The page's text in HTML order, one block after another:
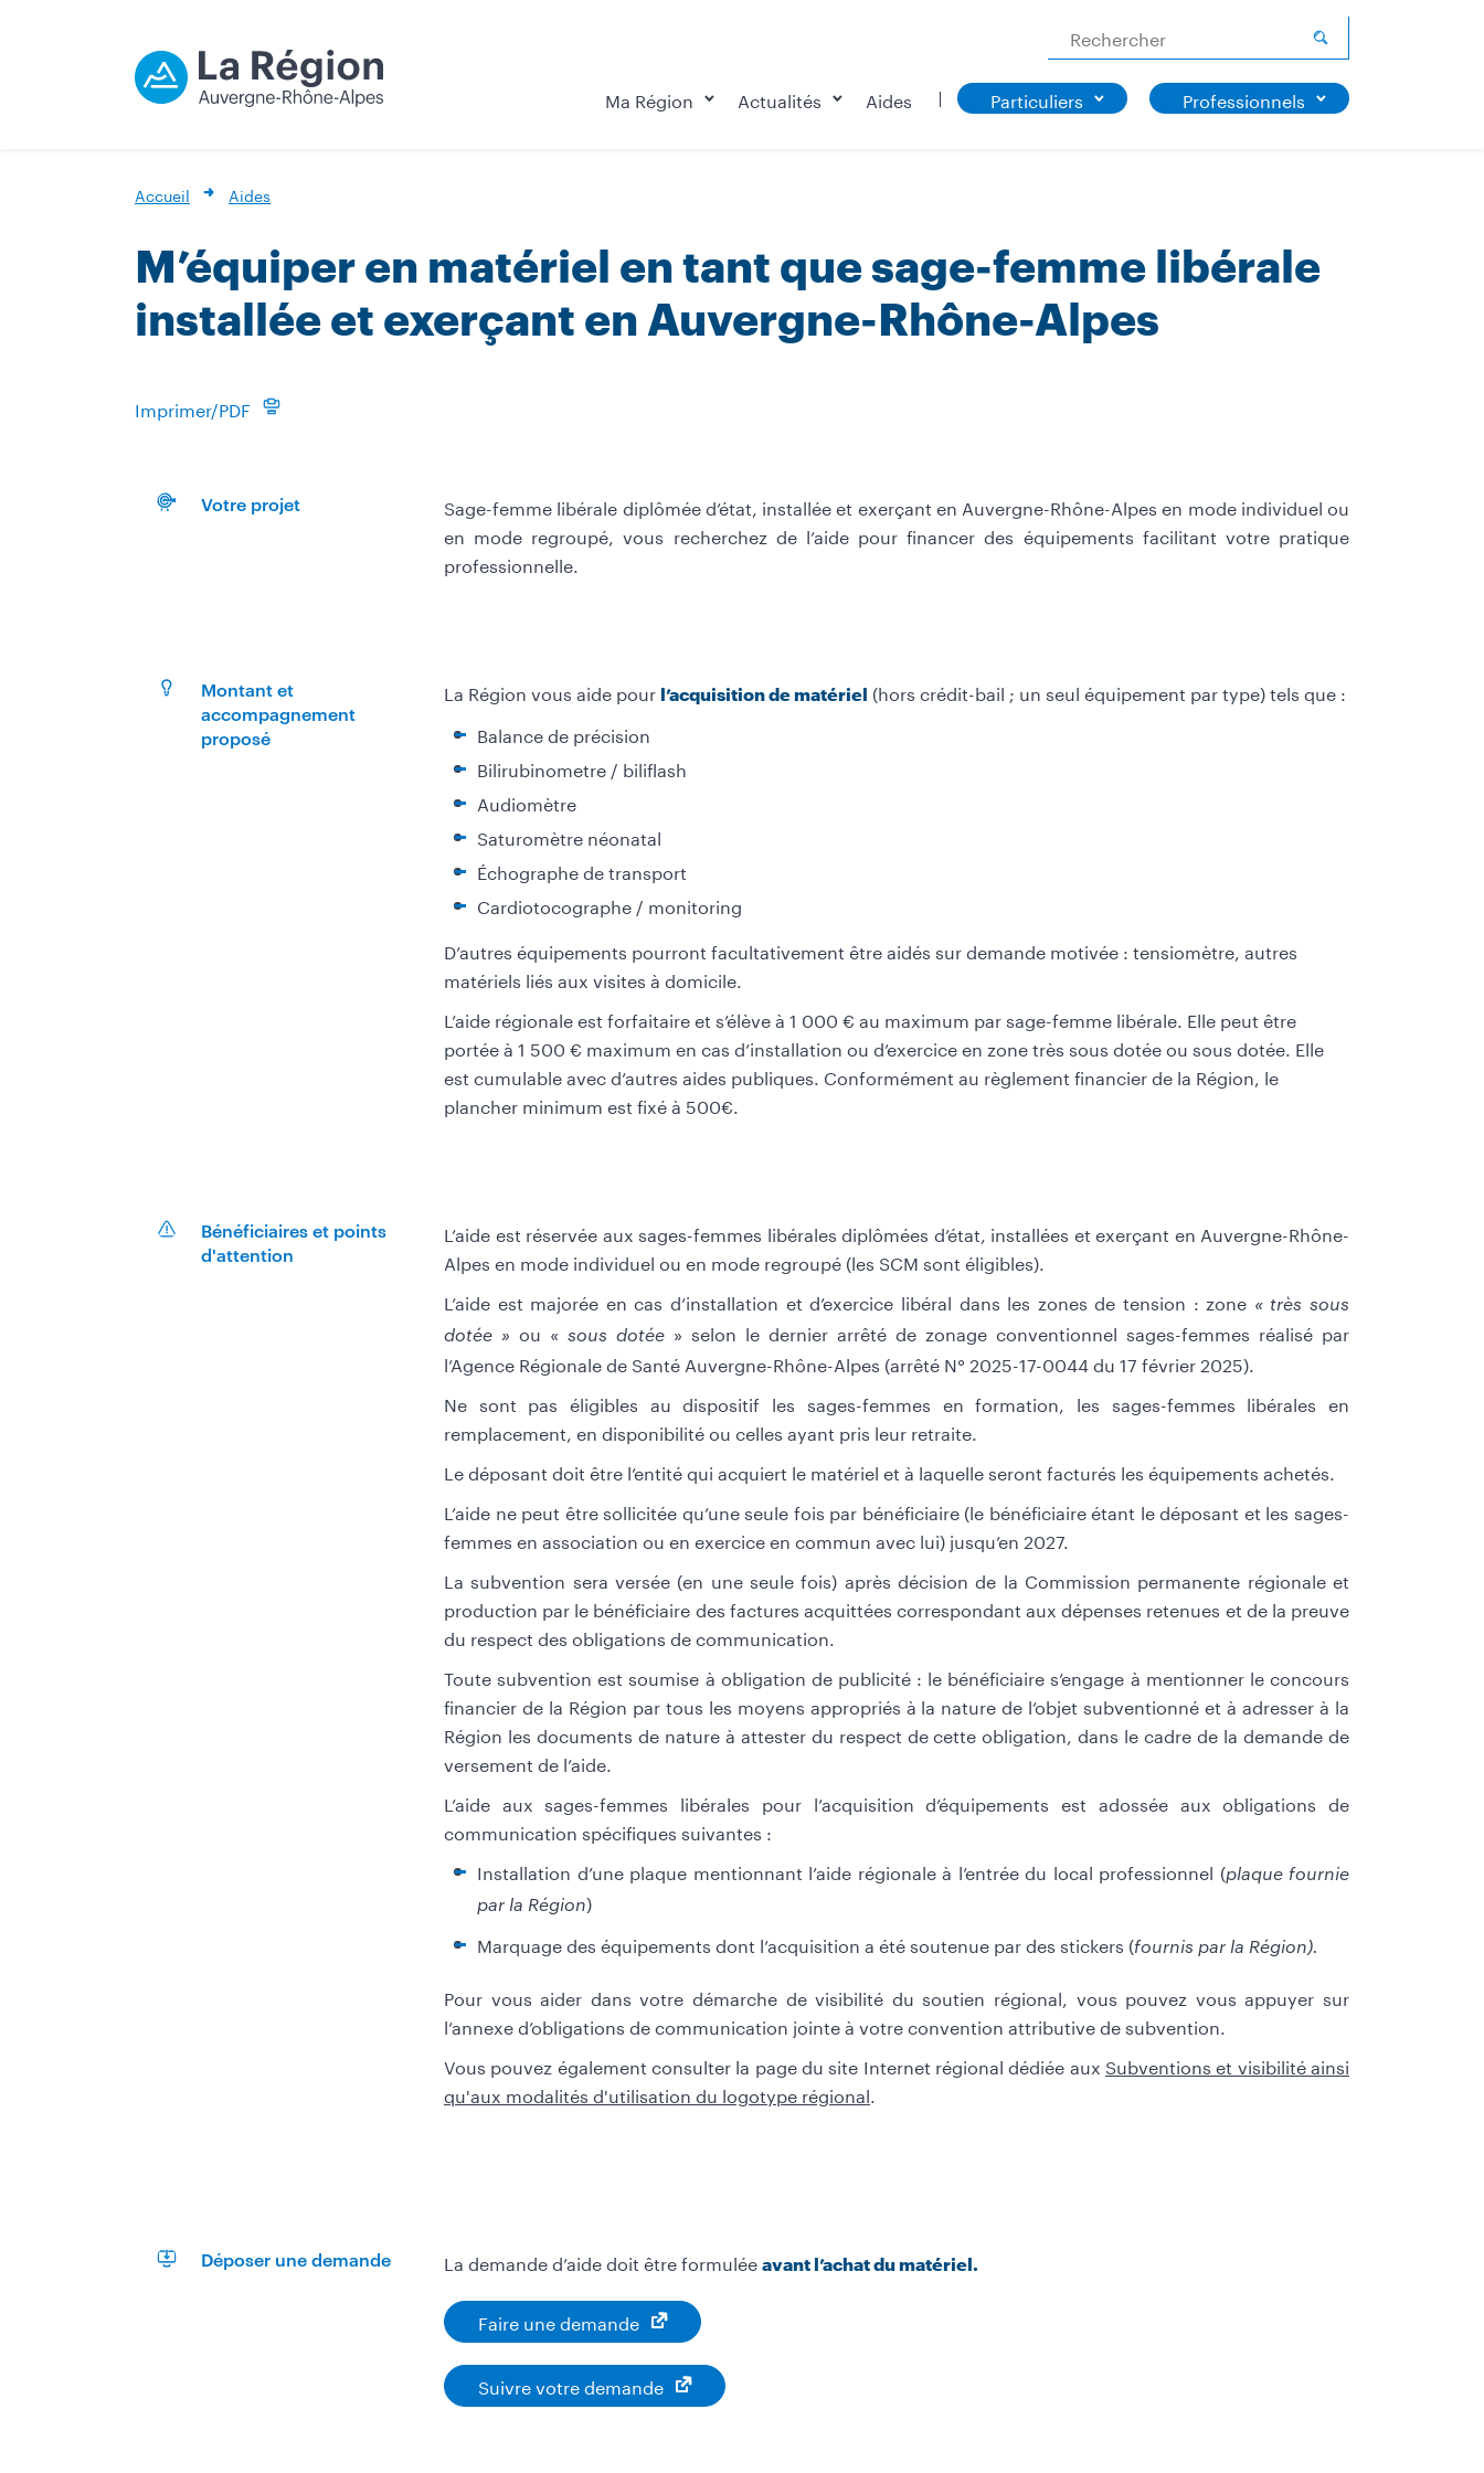
Rechercher
Ma Région Actualités Aides Particuliers Professionnels
Accueil Aides
M’équiper en matériel en tant que sage-femme libérale
installée et exerçant en Auvergne-Rhône-Alpes
Imprimer/PDF
Votre projet
Sage-femme libérale diplômée d’état, installée et exerçant en Auvergne-Rhône-Alpes en mode individuel ou
en mode regroupé, vous recherchez de l’aide pour financer des équipements facilitant votre pratique
professionnelle.
Montant et
accompagnement
proposé
La Région vous aide pour l’acquisition de matériel (hors crédit-bail ; un seul équipement par type) tels que :
Balance de précision
Bilirubinometre / biliflash
Audiomètre
Saturomètre néonatal
Échographe de transport
Cardiotocographe / monitoring
D’autres équipements pourront facultativement être aidés sur demande motivée : tensiomètre, autres
matériels liés aux visites à domicile.
L’aide régionale est forfaitaire et s’élève à 1 000 € au maximum par sage-femme libérale. Elle peut être
portée à 1 500 € maximum en cas d’installation ou d’exercice en zone très sous dotée ou sous dotée. Elle
est cumulable avec d’autres aides publiques. Conformément au règlement financier de la Région, le
plancher minimum est fixé à 500€.
Bénéficiaires et points
d'attention
L’aide est réservée aux sages-femmes libérales diplômées d’état, installées et exerçant en Auvergne-Rhône-
Alpes en mode individuel ou en mode regroupé (les SCM sont éligibles).
L’aide est majorée en cas d’installation et d’exercice libéral dans les zones de tension : zone « très sous
dotée » ou « sous dotée » selon le dernier arrêté de zonage conventionnel sages-femmes réalisé par
l’Agence Régionale de Santé Auvergne-Rhône-Alpes (arrêté N° 2025-17-0044 du 17 février 2025).
Ne sont pas éligibles au dispositif les sages-femmes en formation, les sages-femmes libérales en
remplacement, en disponibilité ou celles ayant pris leur retraite.
Le déposant doit être l’entité qui acquiert le matériel et à laquelle seront facturés les équipements achetés.
L’aide ne peut être sollicitée qu’une seule fois par bénéficiaire (le bénéficiaire étant le déposant et les sages-
femmes en association ou en exercice en commun avec lui) jusqu’en 2027.
La subvention sera versée (en une seule fois) après décision de la Commission permanente régionale et
production par le bénéficiaire des factures acquittées correspondant aux dépenses retenues et de la preuve
du respect des obligations de communication.
Toute subvention est soumise à obligation de publicité : le bénéficiaire s’engage à mentionner le concours
financier de la Région par tous les moyens appropriés à la nature de l’objet subventionné et à adresser à la
Région les documents de nature à attester du respect de cette obligation, dans le cadre de la demande de
versement de l’aide.
L’aide aux sages-femmes libérales pour l’acquisition d’équipements est adossée aux obligations de
communication spécifiques suivantes :
Installation d’une plaque mentionnant l’aide régionale à l’entrée du local professionnel (plaque fournie
par la Région)
Marquage des équipements dont l’acquisition a été soutenue par des stickers (fournis par la Région).
Pour vous aider dans votre démarche de visibilité du soutien régional, vous pouvez vous appuyer sur
l’annexe d’obligations de communication jointe à votre convention attributive de subvention.
Vous pouvez également consulter la page du site Internet régional dédiée aux Subventions et visibilité ainsi
qu'aux modalités d'utilisation du logotype régional
Déposer une demande La demande d’aide doit être formulée avant l’achat du matériel.
Faire une demande
Suivre votre demande